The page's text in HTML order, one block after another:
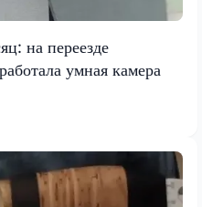
на переезде
умная камера